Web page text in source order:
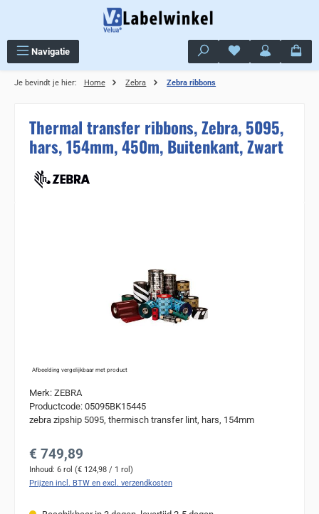
Navigatie Je hebt 0 items op
Je bevindt je hier: Home Zebra Zebra ribbons
Thermal transfer ribbons, Zebra, 5095,
hars, 154mm, 450m, Buitenkant, Zwart
Afbeelding vergelijkbaar met product
Merk: ZEBRA
Productcode: 05095BK15445
zebra zipship 5095, thermisch transfer lint, hars, 154mm
Normale prijs:
€ 749,89
Inhoud: 6 rol (€ 124,98 / 1 rol)
Prijzen incl. BTW en excl. verzendkosten